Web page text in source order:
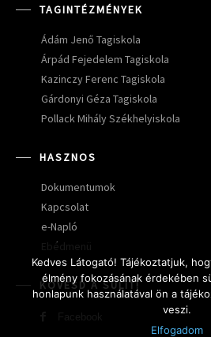
TAGINTÉZMÉNYEK
Ádám Jenő Tagiskola
Árpád Fejedelem Tagiskola
Kazinczy Ferenc Tagiskola
Gárdonyi Géza Tagiskola
Pollack Mihály Székhelyiskola
HASZNOS
Dokumentumok
Kapcsolat
e-Napló
Ebédmenü
KÖVESD A SULIT!
Kedves Látogató! Tájékoztatjuk,
élmény fokozásának érdekében
honlapunk használatával ön a
veszi.
Elfogadom